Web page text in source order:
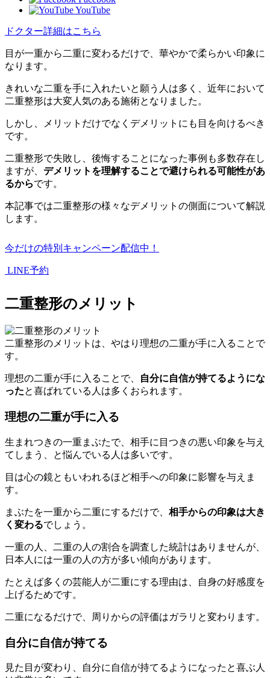
YouTube
ドクター詳細はこちら
目が一重から二重に変わるだけで、華やかで柔らかい印象に
なります。
きれいな二重を手に入れたいと願う人は多く、近年において
二重整形は大変人気のある施術となりました。
しかし、メリットだけでなくデメリットにも目を向けるべき
です。
二重整形で失敗し、後悔することになった事例も多数存在し
ますが、 デメリットを理解することで避けられる可能性があ
るからです。
本記事では二重整形の様々なデメリットの側面について解説
します。
今だけの特別キャンペーン配信中！
LINE予約
二重整形のメリット
二重整形のメリットは、やはり理想の二重が手に入ることで
す。
理想の二重が手に入ることで、
自分に自信が持てるようにな
ったと喜ばれている人は多くおられます。
理想の二重が手に入る
生まれつきの一重まぶたで、相手に目つきの悪い印象を与え
てしまう、と悩んでいる人は多いです。
目は心の鏡ともいわれるほど相手への印象に影響を与えま
す。
まぶたを一重から二重にするだけで、 相手からの印象は大き
く変わるでしょう。
一重の人、二重の人の割合を調査した統計はありませんが、
日本人には一重の人の方が多い傾向があります。
たとえば多くの芸能人が二重にする理由は、自身の好感度を
上げるためです。
二重になるだけで、周りからの評価はガラリと変わります。
自分に自信が持てる
見た目が変わり、自分に自信が持てるようになったと喜ぶ人